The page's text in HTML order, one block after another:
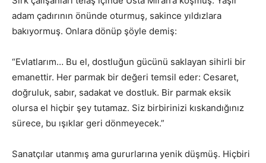
adam çadırının önünde oturmuş, sakince yıldızlara
bakıyormuş. Onlara dönüp şöyle demiş:
“Evlatlarım… Bu el, dostluğun gücünü saklayan sihirli bir
emanettir. Her parmak bir değeri temsil eder: Cesaret,
doğruluk, sabır, sadakat ve dostluk. Bir parmak eksik
olursa el hiçbir şey tutamaz. Siz birbirinizi kıskandığınız
sürece, bu ışıklar geri dönmeyecek.”
Sanatçılar utanmış ama gururlarına yenik düşmüş. Hiçbiri